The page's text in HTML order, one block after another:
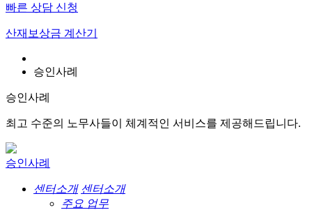
빠른 상담 신청
산재보상금 계산기
승인사례
승인사례
최고 수준의 노무사들이 체계적인 서비스를 제공해드립니다.
승인사례
센터소개 센터소개
주요 업무